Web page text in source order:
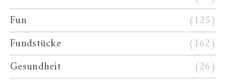
Fun
(125)
Fundstücke
(162)
Gesundheit
(26)